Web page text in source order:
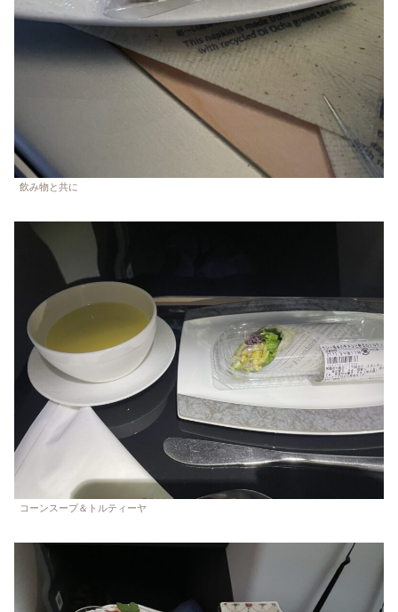
飲み物と共に
コーンスープ＆トルティーヤ